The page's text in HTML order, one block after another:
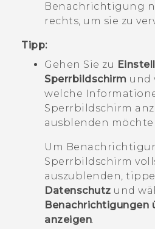
Benachrichtigung
rechts, um sie zu
Tipp:
Gehen Sie zu
Sperrbildschirm und
welche
Sperrbildschirm
ausblenden
Um
Sperrbildschirm
auszublenden,
Datenschutz und
Benachrichtigungen
anzeigen.